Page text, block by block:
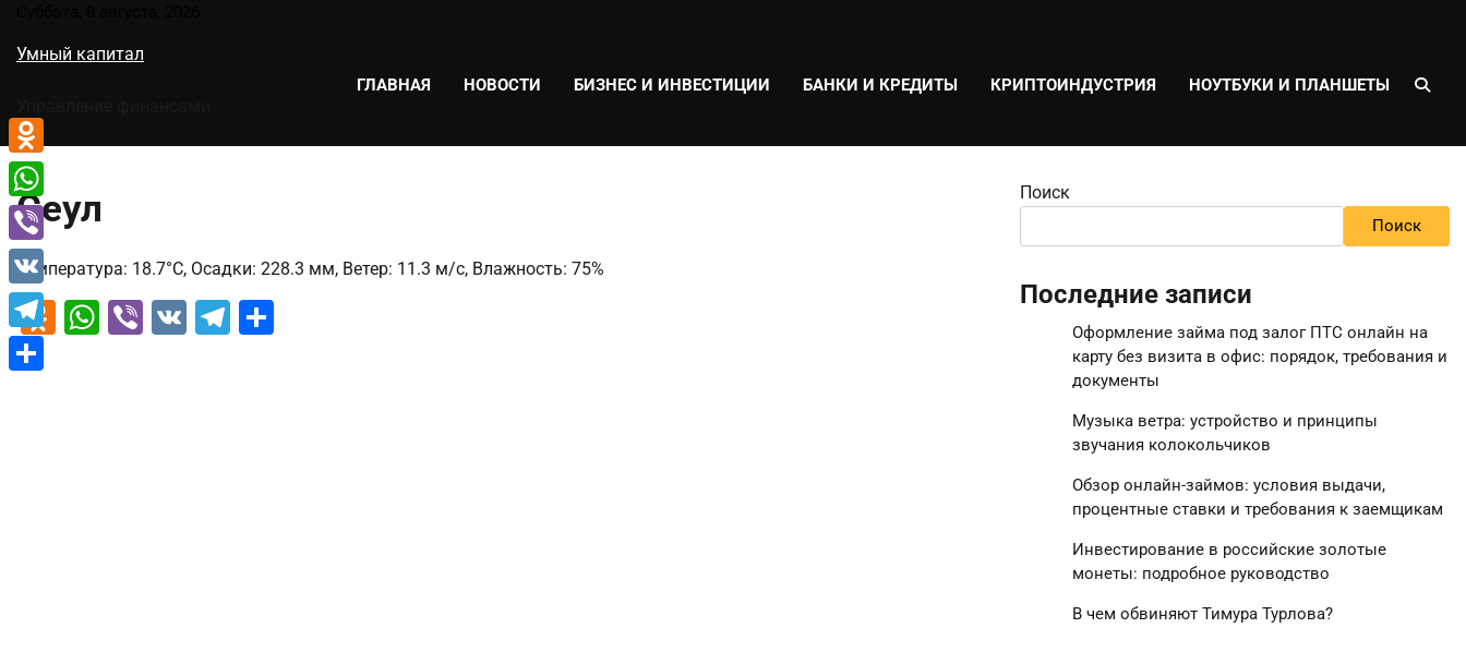
содержимому
Умный капитал
ГЛАВНАЯ НОВОСТИ БИЗНЕС И ИНВЕСТИЦИИ БАНКИ И КРЕДИТЫ КРИПТОИНДУСТРИЯ НОУТБУКИ И ПЛАНШЕТЫ
Сеул
Температура: 18.7°C, Осадки: 228.3 мм, Ветер: 11.3 м/с, Влажность: 75%
Odnoklassniki
WhatsApp
Viber
VK Telegram
Поиск
Поиск
Последние записи
Оформление займа под залог ПТС онлайн на
карту без визита в офис: порядок, требования и
документы
Музыка ветра: устройство и принципы
звучания колокольчиков
Обзор онлайн-займов: условия выдачи,
процентные ставки и требования к заемщикам
Инвестирование в российские золотые
монеты: подробное руководство
В чем обвиняют Тимура Турлова?
Odnoklassniki
WhatsApp
Viber
VK
Telegram